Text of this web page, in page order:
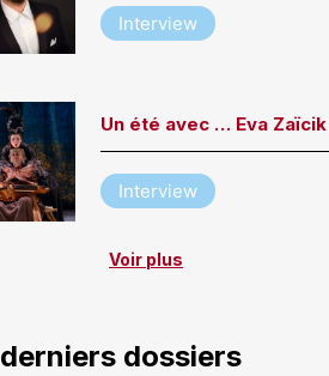
Interview
Un été avec … Eva Zaïcik
Interview
Voir plus
dossiers